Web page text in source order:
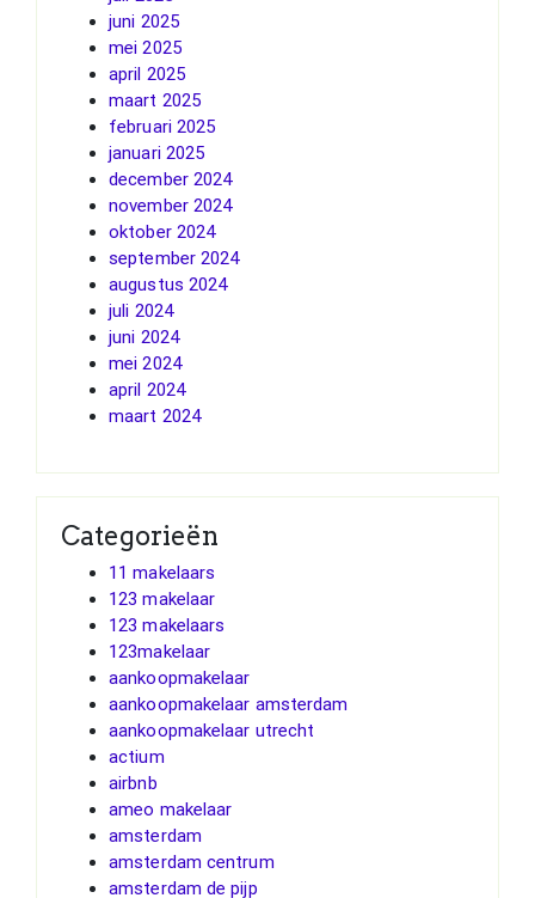
juni 2025
mei 2025
april 2025
maart 2025
februari 2025
januari 2025
december 2024
november 2024
oktober 2024
september 2024
augustus 2024
juli 2024
juni 2024
mei 2024
april 2024
maart 2024
Categorieën
11 makelaars
123 makelaar
123 makelaars
123makelaar
aankoopmakelaar
aankoopmakelaar amsterdam
aankoopmakelaar utrecht
actium
airbnb
ameo makelaar
amsterdam
amsterdam centrum
amsterdam de pijp